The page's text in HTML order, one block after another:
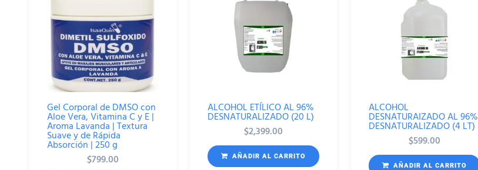
Gel Corporal de DMSO con
Aloe Vera, Vitamina C y E |
Aroma Lavanda | Textura
Suave y de Rápida
Absorción | 250 g
$799.00
ALCOHOL ETÍLICO AL 96%
DESNATURALIZADO (20 L)
$2,399.00
AÑADIR AL CARRITO
ALCOHOL
DESNATURAIZADO AL 96%
DESNATURALIZADO (4 LT)
$599.00
AÑADIR AL CARRITO